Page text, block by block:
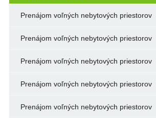
Prenájom voľných nebytových priestorov
Prenájom voľných nebytových priestorov
Prenájom voľných nebytových priestorov
Prenájom voľných nebytových priestorov
Prenájom voľných nebytových priestorov